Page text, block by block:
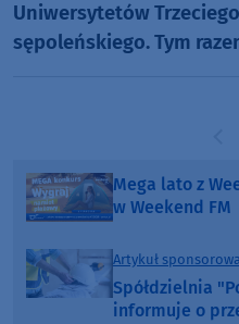
Uniwersytetów
sępoleńskiego. Tym
Mega lato z
w Weekend FM
Artykuł
Spółdzielnia
informuje o